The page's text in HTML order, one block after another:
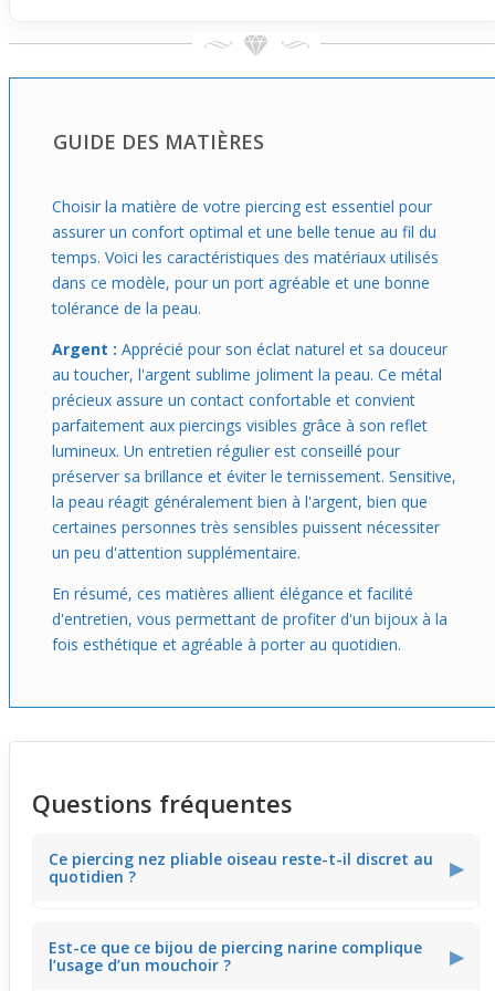
GUIDE DES MATIÈRES
Choisir la matière de votre piercing est essentiel pour
assurer un confort optimal et une belle tenue au fil du
temps. Voici les caractéristiques des matériaux utilisés
dans ce modèle, pour un port agréable et une bonne
tolérance de la peau.
Argent : Apprécié pour son éclat naturel et sa douceur
au toucher, l'argent sublime joliment la peau. Ce métal
précieux assure un contact confortable et convient
parfaitement aux piercings visibles grâce à son reflet
lumineux. Un entretien régulier est conseillé pour
préserver sa brillance et éviter le ternissement. Sensitive,
la peau réagit généralement bien à l'argent, bien que
certaines personnes très sensibles puissent nécessiter
un peu d'attention supplémentaire.
En résumé, ces matières allient élégance et facilité
d'entretien, vous permettant de profiter d'un bijoux à la
fois esthétique et agréable à porter au quotidien.
Questions fréquentes
Ce piercing nez pliable oiseau reste-t-il discret au
quotidien ?
▶
son petit oiseau en argent. Il apporte une touche
délicate, visible de près mais suffisamment discret pour
Est-ce que ce bijou de piercing narine complique
l’usage d’un mouchoir ?
▶